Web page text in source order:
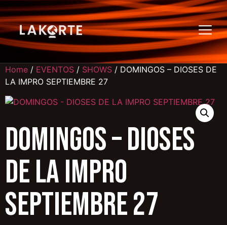
Home / EVENTOS / SHOWS / DOMINGOS – DIOSES DE
LA IMPRO SEPTIEMBRE 27
DOMINGOS – DIOSES
DE LA IMPRO
SEPTIEMBRE 27